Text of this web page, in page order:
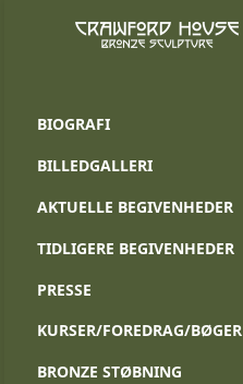
BIOGRAFI
BILLEDGALLERI
AKTUELLE BEGIVENHEDER
TIDLIGERE BEGIVENHEDER
PRESSE
KURSER/FOREDRAG/BØGER
BRONZE STØBNING